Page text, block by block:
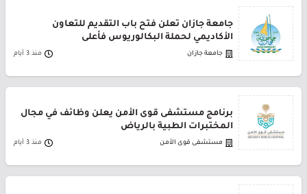
جامعة جازان تعلن فتح باب التقديم للتعاون
الأكاديمي لحملة البكالوريوس فأعلى
جامعة جازان منذ 3 أيام
برنامج مستشفى قوى الأمن يعلن وظائف في مجال
المختبرات الطبية بالرياض
مستشفى قوى الأمن منذ 3 أيام